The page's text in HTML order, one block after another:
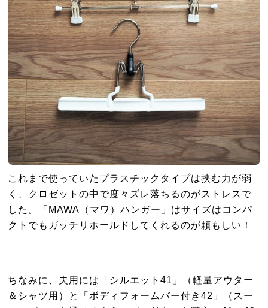
これまで使っていたプラスチックタイプは挟む力が弱
く、クロゼットの中で度々ズレ落ちるのがストレスで
した。「MAWA（マワ）ハンガー」はサイズはコンパ
クトでもガッチリホールドしてくれるのが頼もしい！
ちなみに、夫用には「シルエット41」（軽量アウター
＆シャツ用）と「ボディフォームバー付き42」（スー